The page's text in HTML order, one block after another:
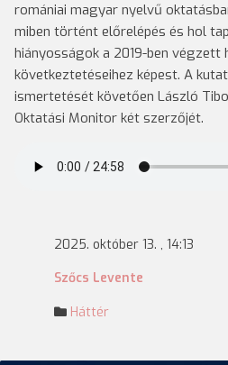
romániai magyar nyelvű
miben történt előrelépés és hol
hiányosságok a 2019-ben végzett
következtetéseihez képest. A
ismertetését követően László
Oktatási Monitor két szerzőjét.
2025. október 13. , 14:13
Szőcs Levente
Háttér